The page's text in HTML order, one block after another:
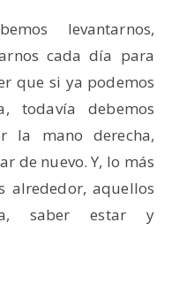
levantarnos,
cada día para
que si ya podemos
todavía debemos
la mano derecha,
de nuevo. Y, lo más
alrededor, aquellos
saber estar y